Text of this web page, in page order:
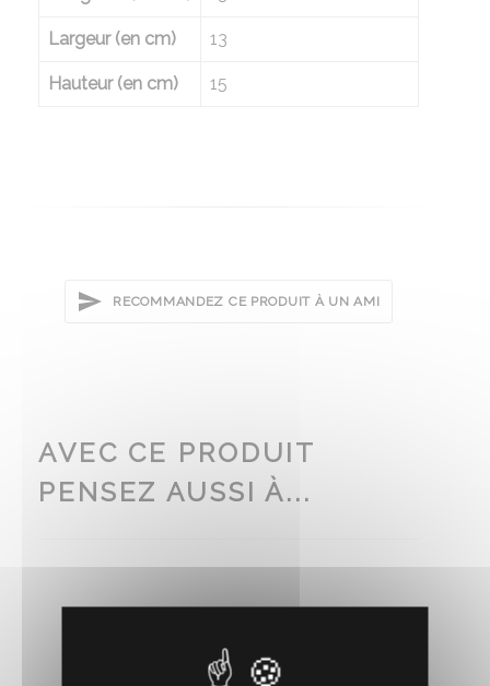
Largeur (en cm) 13
Hauteur (en cm) 15
RECOMMANDEZ CE PRODUIT À UN AMI
AVEC CE PRODUIT
PENSEZ AUSSI À...